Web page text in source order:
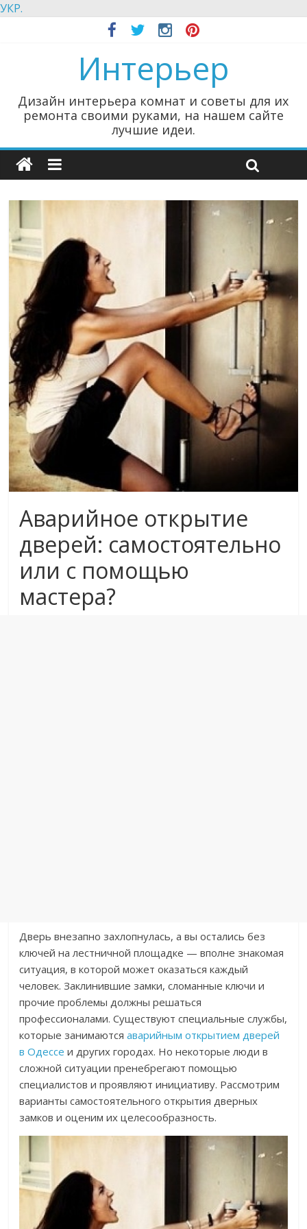
УКР.
Интерьер
Дизайн интерьера комнат и советы для их
ремонта своими руками, на нашем сайте
лучшие идеи.
Аварийное открытие
дверей: самостоятельно
или с помощью
мастера?
Дверь внезапно захлопнулась, а вы остались без
ключей на лестничной площадке — вполне знакомая
ситуация, в которой может оказаться каждый
человек. Заклинившие замки, сломанные ключи и
прочие проблемы должны решаться
профессионалами. Существуют специальные службы,
которые занимаютсяаварийным открытием дверей
в Одессе и других городах. Но некоторые люди в
сложной ситуации пренебрегают помощью
специалистов и проявляют инициативу. Рассмотрим
варианты самостоятельного открытия дверных
замков и оценим их целесообразность.